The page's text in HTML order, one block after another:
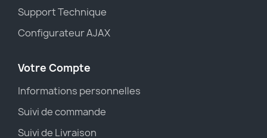
Support Technique
Configurateur AJAX
Votre Compte
Informations personnelles
Suivi de commande
Suivi de Livraison